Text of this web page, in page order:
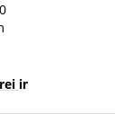
innerhalb